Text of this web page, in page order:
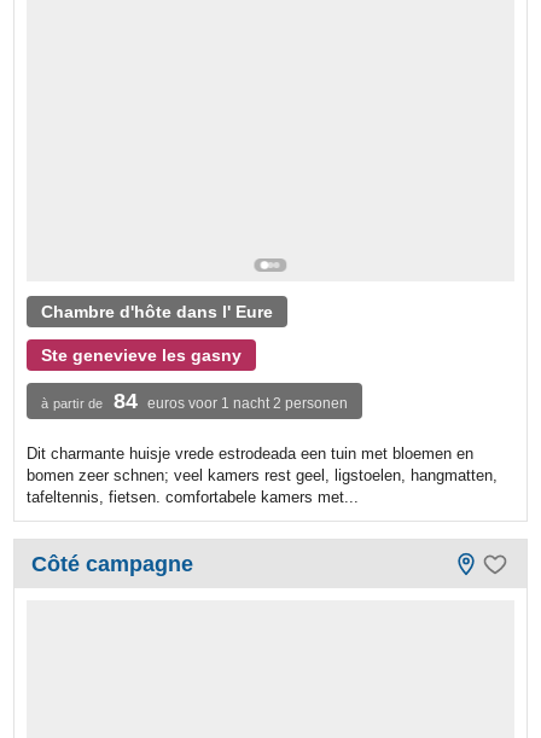
Chambre d'hôte dans l' Eure
Ste genevieve les gasny
à partir de 84 euros voor 1 nacht 2 personen
Dit charmante huisje vrede estrodeada een tuin met bloemen en
bomen zeer schnen; veel kamers rest geel, ligstoelen, hangmatten,
tafeltennis, fietsen. comfortabele kamers met...
Côté campagne